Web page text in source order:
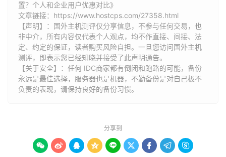
置？个人和企业用户优惠对比》
文章链接： https://www.hostcps.com/27358.html
【声明】：国外主机测评仅分享信息，不参与任何交易，也
非中介，所有内容仅代表个人观点，均不作直接、间接、法
定、约定的保证，读者购买风险自担。一旦您访问国外主机
测评，即表示您已经知晓并接受了此声明通告。
【关于安全】：任何 IDC商家都有倒闭和跑路的可能，备份
永远是最佳选择，服务器也是机器，不勤备份是对自己极不
负责的表现，请保持良好的备份习惯。
分享到
        